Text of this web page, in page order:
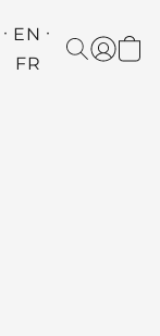
EN
FR